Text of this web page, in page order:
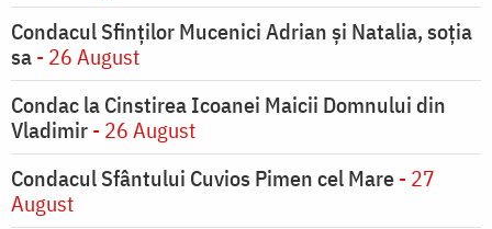
Condacul Sfinţilor Mucenici Adrian şi Natalia, soţia
sa- 26 August
Condac la Cinstirea Icoanei Maicii Domnului din
Vladimir- 26 August
Condacul Sfântului Cuvios Pimen cel Mare- 27
August